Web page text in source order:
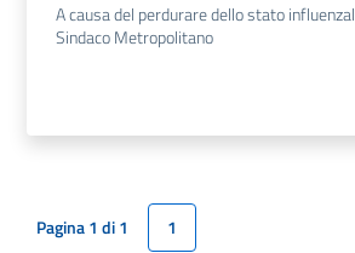
A causa del perdurare dello stato
Sindaco Metropolitano
Pagina 1 di 1 1